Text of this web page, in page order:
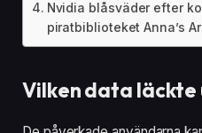
Nvidia blåsväder efter
piratbiblioteket Anna’s
Vilken data läckte